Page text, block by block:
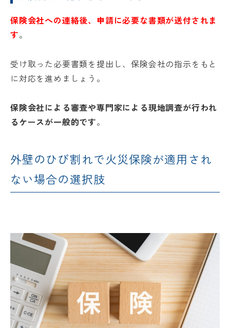
保険会社への連絡後、申請に必要な書類が送付されま
す。
受け取った必要書類を提出し、保険会社の指示をもと
に対応を進めましょう。
保険会社による審査や専門家による現地調査が行われ
るケースが一般的です。
外壁のひび割れで火災保険が適用され
ない場合の選択肢